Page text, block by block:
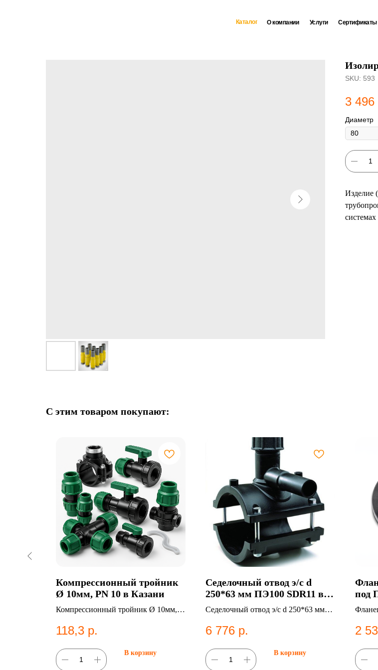
Сертификаты
Услуги
О компании
Каталог
SKU: 593
3 496
Диаметр
Изделие
С этим товаром покупают:
Компрессионный тройник
Ø 10мм, PN 10 в Казани
Компрессионный тройник Ø 10мм,
фитинги;Тройники.
118,3 р.
В корзину
Седелочный отвод э/с d
250*63 мм ПЭ100 SDR11 в
Казани
Седелочный отвод э/с d 250*63 мм
систем водоснабжения.
6 776 р.
В корзину
под
2